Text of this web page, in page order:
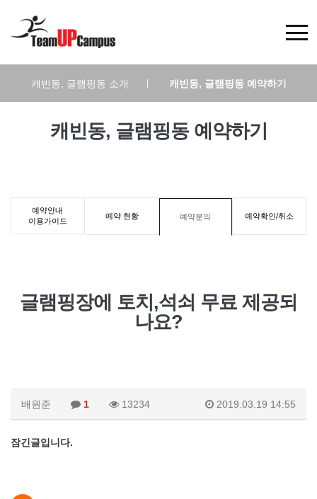
캐빈동, 글램핑동 소개 캐빈동, 글램핑동 예약하기
캐빈동, 글램핑동 예약하기
예약안내
이용가이드
예약 현황 예약문의 예약확인/취소
글램핑장에 토치,석쇠 무료 제공되
나요?
배원준 1 13234 2019.03.19 14:55
잠긴글입니다.